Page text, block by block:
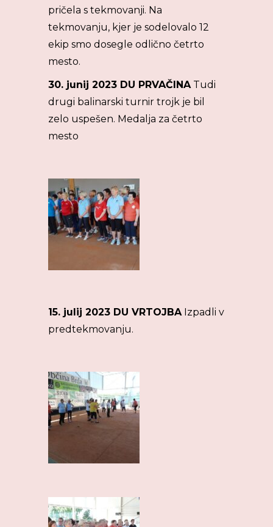
pričela s tekmovanji. Na
tekmovanju, kjer je sodelovalo 12
ekip smo dosegle odlično četrto
mesto.
30. junij 2023 DU PRVAČINATudi
drugi balinarski turnir trojk je bil
zelo uspešen. Medalja za četrto
mesto
15. julij 2023 DU VRTOJBAIzpadli v
predtekmovanju.